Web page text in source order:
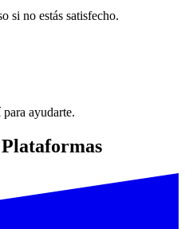
si no estás satisfecho.
ayudarte.